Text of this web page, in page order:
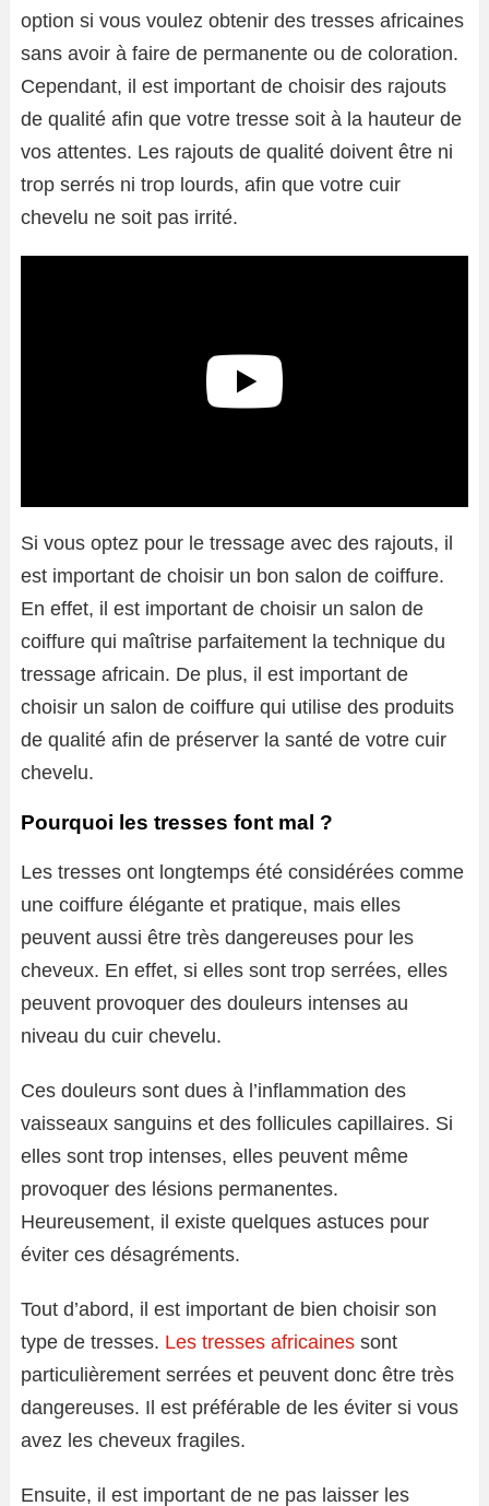
option si vous voulez obtenir des tresses africaines
sans avoir à faire de permanente ou de coloration.
Cependant, il est important de choisir des rajouts
de qualité afin que votre tresse soit à la hauteur de
vos attentes. Les rajouts de qualité doivent être ni
trop serrés ni trop lourds, afin que votre cuir
chevelu ne soit pas irrité.
Si vous optez pour le tressage avec des rajouts, il
est important de choisir un bon salon de coiffure.
En effet, il est important de choisir un salon de
coiffure qui maîtrise parfaitement la technique du
tressage africain. De plus, il est important de
choisir un salon de coiffure qui utilise des produits
de qualité afin de préserver la santé de votre cuir
chevelu.
Pourquoi les tresses font mal ?
Les tresses ont longtemps été considérées comme
une coiffure élégante et pratique, mais elles
peuvent aussi être très dangereuses pour les
cheveux. En effet, si elles sont trop serrées, elles
peuvent provoquer des douleurs intenses au
niveau du cuir chevelu.
Ces douleurs sont dues à l’inflammation des
vaisseaux sanguins et des follicules capillaires. Si
elles sont trop intenses, elles peuvent même
provoquer des lésions permanentes.
Heureusement, il existe quelques astuces pour
éviter ces désagréments.
Tout d’abord, il est important de bien choisir son
type de tresses. Les tresses africaines sont
particulièrement serrées et peuvent donc être très
dangereuses. Il est préférable de les éviter si vous
avez les cheveux fragiles.
Ensuite, il est important de ne pas laisser les